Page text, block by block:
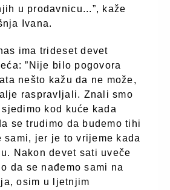
u prodavnicu...”, kaže
Ivana.
ima trideset devet
”Nije bilo pogovora
nešto kažu da ne može,
raspravljali. Znali smo
kod kuće kada
se trudimo da budemo tihi
sami, jer je to vrijeme kada
Nakon devet sati uveče
da se nađemo sami na
osim u ljetnjim